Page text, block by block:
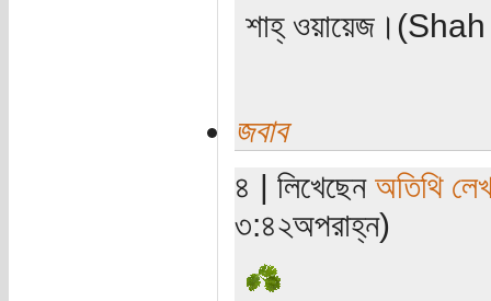
শাহ্‌
জবাব
৪ | লিখেছেন অতিথি
৩:৪২অপরাহ্ন)